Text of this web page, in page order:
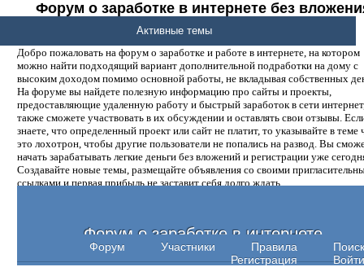
Форум о заработке в интернете без
денег.
Добро пожаловать на форум о заработке и работе в интернете, на котором
можно найти подходящий вариант дополнительной подработки на дому с
высоким доходом помимо основной работы, не вкладывая собственных
На форуме вы найдете полезную информацию про сайты и проекты,
предоставляющие удаленную работу и быстрый заработок в сети
также сможете участвовать в их обсуждении и оставлять свои отзывы.
знаете, что определенный проект или сайт не платит, то указывайте в теме
это лохотрон, чтобы другие пользователи не попались на развод. Вы
начать зарабатывать легкие деньги без вложений и регистрации уже
Создавайте новые темы, размещайте объявления со своими
ссылками и первая прибыль не заставит себя долго ждать.
Форум о заработке в интернете
Форум Участники Правила
Поиск
Регистрация
Войти
Активные темы